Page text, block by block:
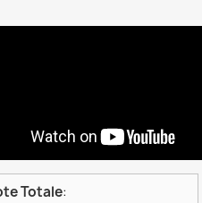
Totale: